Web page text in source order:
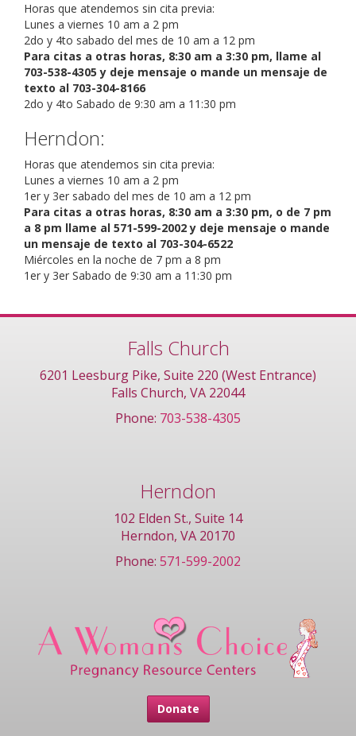
Horas que atendemos sin cita previa:
Lunes a viernes 10 am a 2 pm
2do y 4to sabado del mes de 10 am a 12 pm
Para citas a otras horas, 8:30 am a 3:30 pm, llame al
703-538-4305 y deje mensaje o mande un mensaje de
texto al 703-304-8166
2do y 4to Sabado de 9:30 am a 11:30 pm
Herndon:
Horas que atendemos sin cita previa:
Lunes a viernes 10 am a 2 pm
1er y 3er sabado del mes de 10 am a 12 pm
Para citas a otras horas, 8:30 am a 3:30 pm, o de 7 pm
a 8 pm llame al 571-599-2002 y deje mensaje o mande
un mensaje de texto al 703-304-6522
Miércoles en la noche de 7 pm a 8 pm
1er y 3er Sabado de 9:30 am a 11:30 pm
Falls Church
6201 Leesburg Pike, Suite 220 (West Entrance)
Falls Church, VA 22044
Phone: 703-538-4305
Herndon
102 Elden St., Suite 14
Herndon, VA 20170
Phone: 571-599-2002
Donate